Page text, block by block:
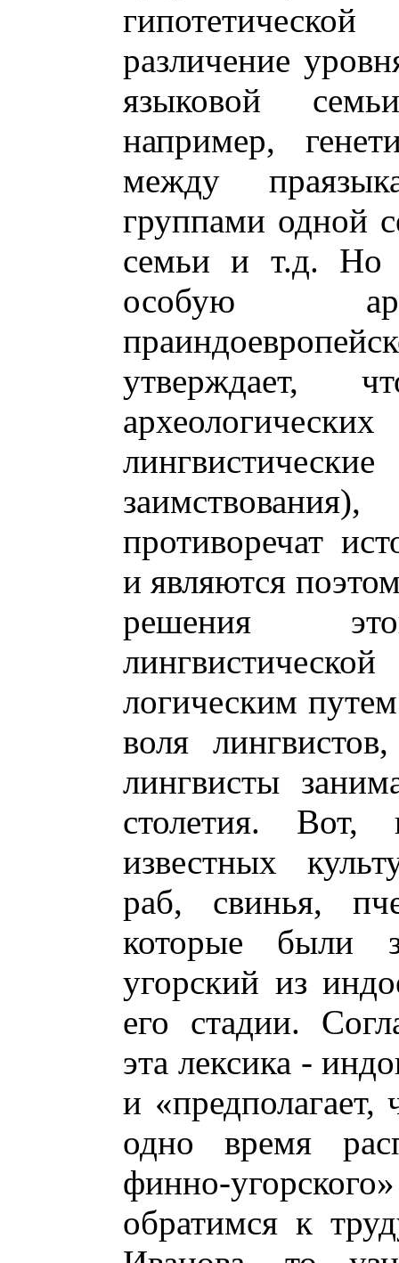
различение
языковой
например,
между
группами одной
семьи и т.д. Но
особую
утверждает,
противоречат
и являются
решения
логическим
воля
лингвисты
столетия.
известных
раб, свинья,
которые были
угорский из
его стадии.
эта лексика -
и
одно время
финно-
обратимся к